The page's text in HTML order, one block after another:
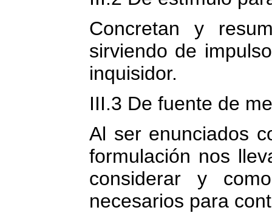
Concretan y
sirviendo de
inquisidor.
III.3 De fuente de
Al ser enunciados
formulación nos
considerar y
necesarios para